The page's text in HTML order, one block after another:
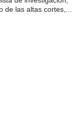
de las altas cortes,